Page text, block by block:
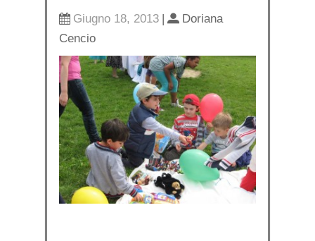
Giugno 18, 2013 |
Doriana
Cencio